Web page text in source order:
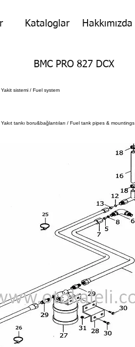
Kataloglar Hakkımızda
BMC PRO 827 DCX
:
Yakit sistemi / Fuel system
Yakıt tankı boru&bağlantıları / Fuel tank pipes & mountings